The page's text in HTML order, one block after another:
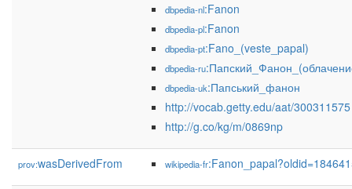
dbpedia-nl:Fanon
dbpedia-pl:Fanon
dbpedia-pt:Fano_(veste_papal)
dbpedia-ru
dbpedia-uk:Папський_фанон
http://vocab.getty.edu/aat/300311575
http://g.co/kg/m/0869np
prov:wasDerivedFrom wikipedia-fr